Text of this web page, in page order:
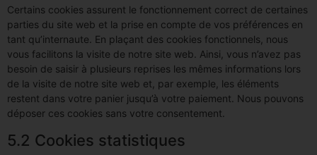
Certains cookies assurent le fonctionnement correct de certaines
parties du site web et la prise en compte de vos préférences en
tant qu’internaute. En plaçant des cookies fonctionnels, nous
vous facilitons la visite de notre site web. Ainsi, vous n’avez pas
besoin de saisir à plusieurs reprises les mêmes informations lors
de la visite de notre site web et, par exemple, les éléments
restent dans votre panier jusqu’à votre paiement. Nous pouvons
déposer ces cookies sans votre consentement.
5.2 Cookies statistiques